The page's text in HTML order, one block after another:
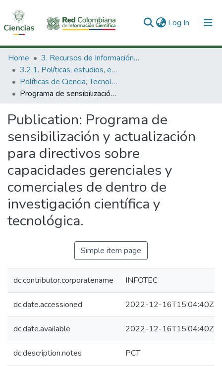
Log In (current)
Communities & Collections
All of DSpace
Statistics
Home
3. Recursos de Información Científica y Tecnológica
3.2.1. Políticas, estudios, evaluaciones e indicadores de CTeI
Políticas de Ciencia, Tecnología e Innovación
Programa de sensibilización y actualización para directivos sobre capacidades gerenciales y comerciales de dentro de investigación científica y tecnológica.
Publication: Programa de
sensibilización y actualización
para directivos sobre
capacidades gerenciales y
comerciales de dentro de
investigación científica y
tecnológica.
Simple item page
dc.contributor.corporatename INFOTEC
dc.date.accessioned 2022-12-16T15:04:40Z
dc.date.available 2022-12-16T15:04:40Z
dc.description.notes PCT